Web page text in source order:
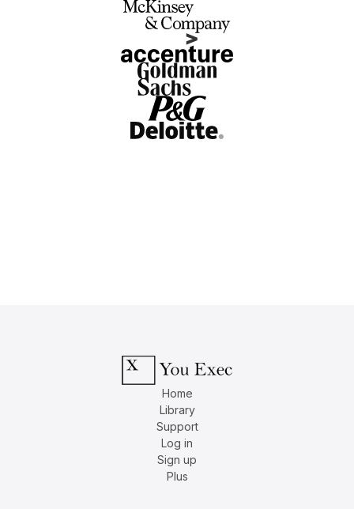
Home
Library
Support
Log in
Sign up
Plus